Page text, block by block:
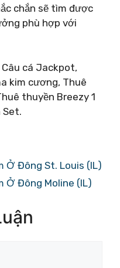
chắn sẽ tìm được
phù hợp với
cá Jackpot,
kim cương, Thuê
thuyền Breezy 1
Set.
Ở Đông St. Louis (IL)
Ở Đông Moline (IL)